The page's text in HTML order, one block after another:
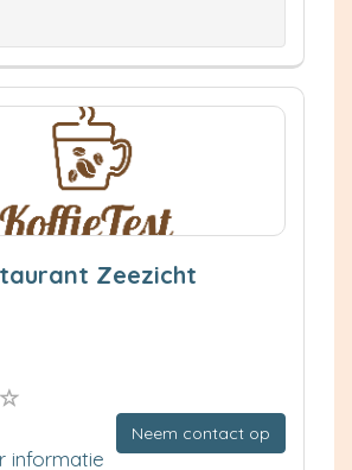
Zeezicht
Neem contact op
informatie